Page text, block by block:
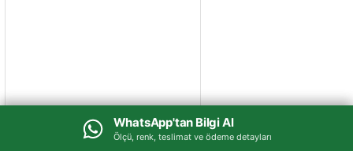
WhatsApp'tan Bilgi Al
Ölçü, renk, teslimat ve ödeme detayları
Prose Ahşap Ranza WhatsApp'tan Bilgi Al
Ölçü, renk, teslimat ve ödeme detayları